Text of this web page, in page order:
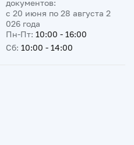
документов:
с 20 июня по 28 августа 2
026 года
Пн-Пт: 10:00 - 16:00
Сб: 10:00 - 14:00